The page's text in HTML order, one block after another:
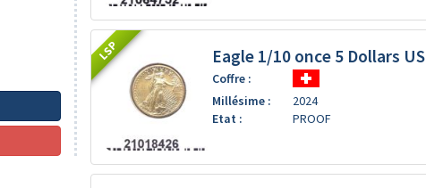
LSP Eagle 1/10 once 5 Dollars US
Coffre :
Millésime :
2024
Etat :
PROOF